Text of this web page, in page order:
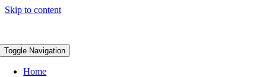
Skip to content
Toggle Navigation
Home